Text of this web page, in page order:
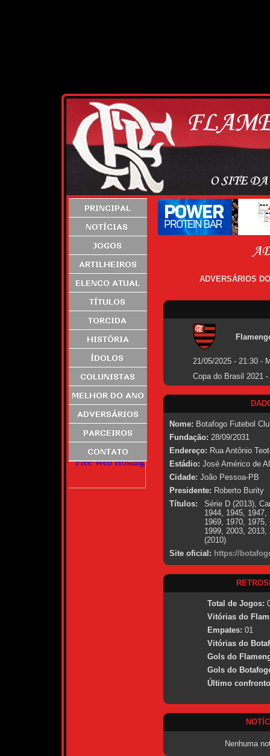
ADVERSÁRIOS
21/05/2025 - 21:30 -
Copa do Brasil 2021 -
Nome: Botafogo Futebol
Fundação: 28/09/2031
Endereço: Rua Antônio
Estádio: José Américo de
Cidade: João Pessoa-PB
Presidente: Roberto Burity
Títulos:
Série D (2013),
1944, 1945,
1969, 1970,
1999, 2003,
(2010)
Site oficial: https://
Total de Jogos:
Vitórias do
Empates: 01
Vitórias do
Gols do
Gols do
Último
Nenhuma